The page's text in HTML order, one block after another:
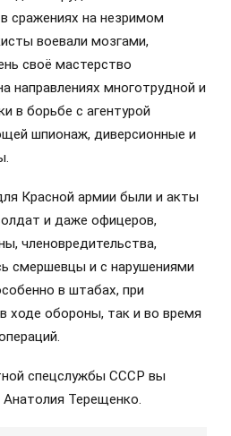
сражениях на незримом
воевали мозгами,
своё мастерство
направлениях многотрудной и
в борьбе с агентурой
шпионаж, диверсионные и
Красной армии были и акты
и даже офицеров,
членовредительства,
смершевцы и с нарушениями
в штабах, при
ходе обороны, так и во время
спецслужбы СССР вы
Анатолия Терещенко.